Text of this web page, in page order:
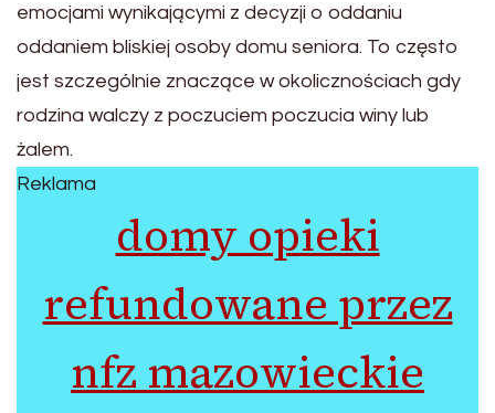
emocjami wynikającymi z decyzji o oddaniu
oddaniem bliskiej osoby domu seniora. To często
jest szczególnie znaczące w okolicznościach gdy
rodzina walczy z poczuciem poczucia winy lub
żalem.
Reklama
domy opieki
refundowane przez
nfz mazowieckie